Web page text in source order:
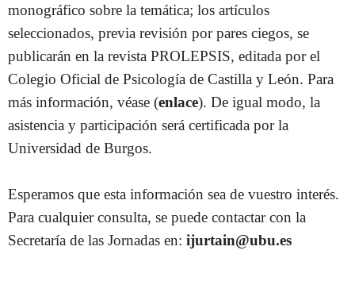
monográfico sobre la temática; los artículos
seleccionados, previa revisión por pares ciegos, se
publicarán en la revista PROLEPSIS, editada por el
Colegio Oficial de Psicología de Castilla y León. Para
más información, véase (enlace). De igual modo, la
asistencia y participación será certificada por la
Universidad de Burgos.
Esperamos que esta información sea de vuestro interés.
Para cualquier consulta, se puede contactar con la
Secretaría de las Jornadas en: ijurtain@ubu.es